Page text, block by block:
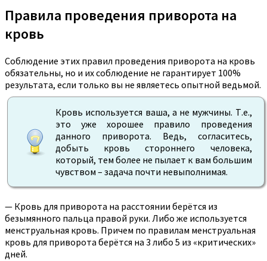
Правила проведения приворота на
кровь
Соблюдение этих правил проведения приворота на кровь
обязательны, но и их соблюдение не гарантирует 100%
результата, если только вы не являетесь опытной ведьмой.
Кровь используется ваша, а не мужчины. Т.е.,
это уже хорошее правило проведения
данного приворота. Ведь, согласитесь,
добыть кровь стороннего человека,
который, тем более не пылает к вам большим
чувством – задача почти невыполнимая.
— Кровь для приворота на расстоянии берётся из
безымянного пальца правой руки. Либо же используется
менструальная кровь. Причем по правилам менструальная
кровь для приворота берётся на 3 либо 5 из «критических»
дней.